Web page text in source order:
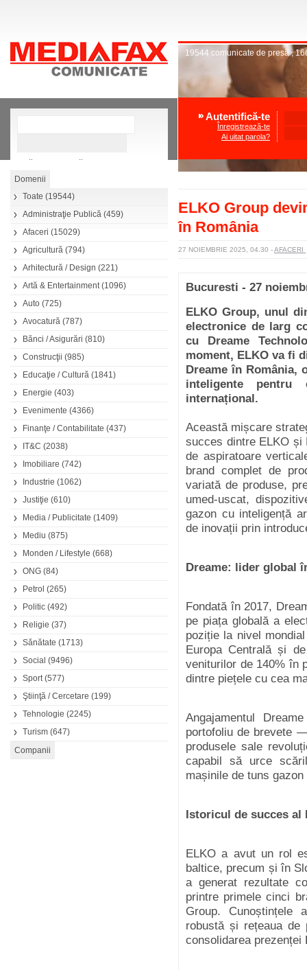
Căutare avansată
Toate (19544)
Administraţie Publică (459)
Afaceri (15029)
Agricultură (794)
Arhitectură / Design (221)
Artă & Entertainment(1096)
Auto (725)
Avocatură (787)
Bănci / Asigurări (810)
Construcţii (985)
Educaţie / Cultură (1841)
Energie (403)
Evenimente (4366)
Finanţe / Contabilitate (437)
IT&C (2038)
Imobiliare (742)
Industrie (1062)
Justiţie (610)
Media / Publicitate (1409)
Mediu (875)
Monden / Lifestyle (668)
ONG (84)
Petrol (265)
Politic (492)
Religie (37)
Sănătate (1713)
Social (9496)
Sport(577)
Ştiinţă / Cercetare (199)
Tehnologie (2245)
Turism (647)
19544 comunicate de presă,
Autentifică-te
Înregistrează-te
Ai uitat parola?
ELKO Group
în România
27 NOIEMBRIE 2025, 04.30 -AFACERI
Bucuresti - 27
ELKO Group, unul
electronice de larg
cu Dreame
moment, ELKO va fi
Dreame în România,
inteligente
internațional.
Această mișcare
succes dintre ELKO și
de aspiratoare
brand complet de
variată de produse,
umed-uscat,
gazon cu inteligență
de inovații prin
Dreame: lider global
Fondată în 2017,
pe piața globală a
poziție la nivel
Europa Centrală și
veniturilor de 140% în
dintre piețele cu cea
Angajamentul
portofoliu de brevete
produsele sale
capabil să urce
mașinile de tuns
Istoricul de succes al
ELKO a avut un rol
baltice, precum și în
a generat rezultate
printre primele cinci
Group. Cunoștințele
robustă și rețeaua
consolidarea prezenței